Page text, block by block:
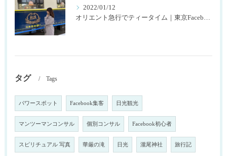
2022/01/12
オリエント急行でティータイム｜東京Facebookコンサル株式会社SNOWTIME125
タグ Tags
パワースポット Facebook集客 日光観光
マンツーマンコンサル 個別コンサル Facebook初心者
スピリチュアル 写真 華厳の滝 日光 瀧尾神社 旅行記